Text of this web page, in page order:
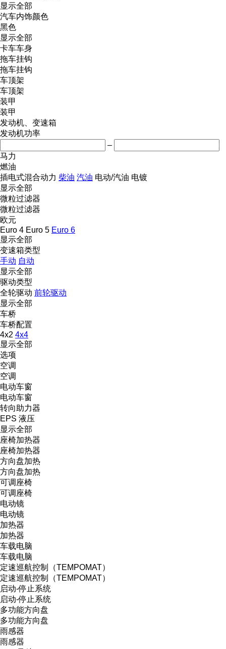
显示全部
汽车内饰颜色
黑色
显示全部
卡车车身
拖车挂钩
拖车挂钩
车顶架
车顶架
装甲
装甲
发动机、变速箱
发动机功率
–
马力
燃油
插电式混合动力 柴油 汽油 电动/汽油 电镀
显示全部
微粒过滤器
微粒过滤器
欧元
Euro 4 Euro 5 Euro 6
显示全部
变速箱类型
手动 自动
显示全部
驱动类型
全轮驱动 前轮驱动
显示全部
车桥
车桥配置
4x2 4x4
显示全部
选项
空调
空调
电动车窗
电动车窗
转向助力器
EPS 液压
显示全部
座椅加热器
座椅加热器
方向盘加热
方向盘加热
可调座椅
可调座椅
电动镜
电动镜
加热器
加热器
车载电脑
车载电脑
定速巡航控制（TEMPOMAT）
定速巡航控制（TEMPOMAT）
启动-停止系统
启动-停止系统
多功能方向盘
多功能方向盘
雨感器
雨感器